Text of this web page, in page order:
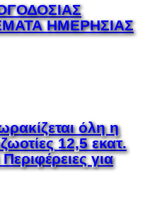
ΗΜΕΡΗΣΙΑΣ
όλη η
12,5 εκατ.
για